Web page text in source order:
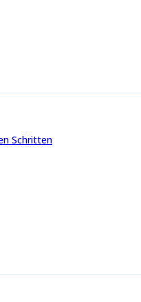
Schritten